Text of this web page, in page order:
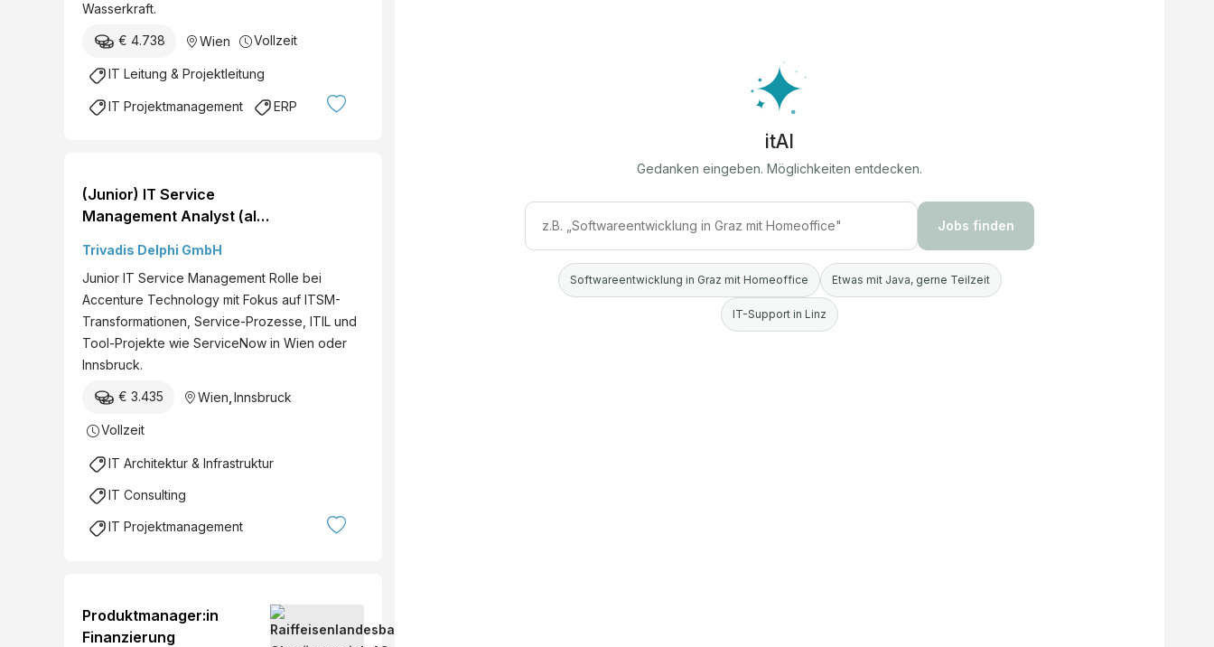
Wasserkraft.
€ 4.738 Wien Vollzeit
IT Leitung & Projektleitung
IT Projektmanagement ERP
(Junior) IT Service
Management Analyst (all
Trivadis Delphi GmbH
Junior IT Service Management Rolle bei
Accenture Technology mit Fokus auf ITSM-
Transformationen, Service-Prozesse, ITIL und
Tool-Projekte wie ServiceNow in Wien oder
Innsbruck.
€ 3.435 Wien Innsbruck
Vollzeit
IT Architektur & Infrastruktur
IT Consulting
IT Projektmanagement
Produktmanager:in
Finanzierung
itAI
Gedanken eingeben. Möglichkeiten entdecken.
Jobs finden
Softwareentwicklung in Graz mit Homeoffice Etwas mit Java, gerne Teilzeit
IT-Support in Linz